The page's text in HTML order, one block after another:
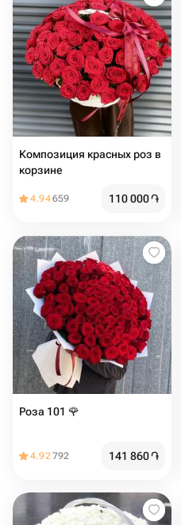
Композиция красных роз в
корзине
4.94659 110 000֏
Роза 101 🌹
4.92792 141 860֏